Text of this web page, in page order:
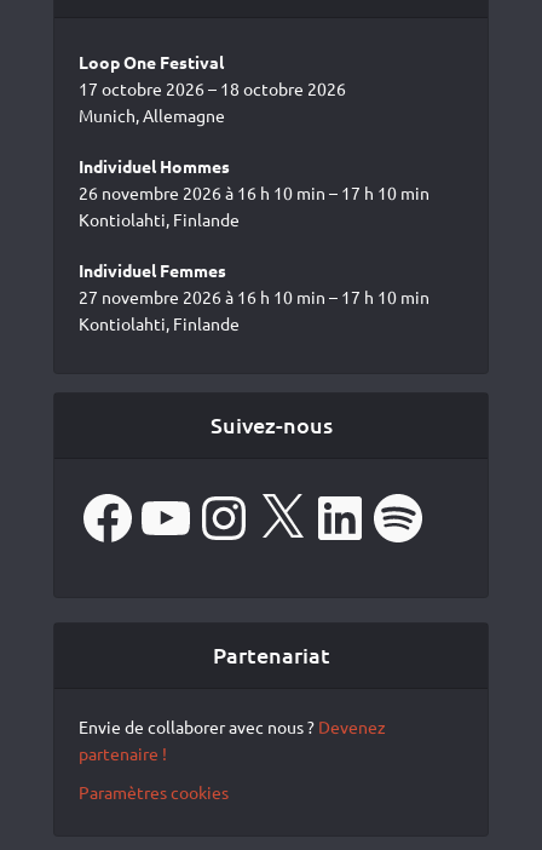
Loop One Festival
17 octobre 2026 – 18 octobre 2026
Munich, Allemagne
Individuel Hommes
26 novembre 2026 à 16 h 10 min – 17 h 10 min
Kontiolahti, Finlande
Individuel Femmes
27 novembre 2026 à 16 h 10 min – 17 h 10 min
Kontiolahti, Finlande
Suivez-nous
FacebookYouTube Instagram LinkedIn Spotify
Partenariat
Envie de collaborer avec nous ? Devenez
partenaire !
Paramètres cookies